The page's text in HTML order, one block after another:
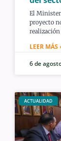
El
proyecto
LEER MÁS
6 de
ACTUALIDAD